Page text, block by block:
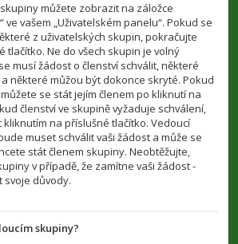
můžete zobrazit na záložce
ve vašem „Uživatelském panelu“. Pokud se
z uživatelských skupin, pokračujte
tlačítko. Ne do všech skupin je volný
musí žádost o členství schválit, některé
některé můžou být dokonce skryté. Pokud
se stát jejím členem po kliknutí na
členství ve skupině vyžaduje schválení,
na příslušné tlačítko. Vedoucí
muset schválit vaši žádost a může se
stát členem skupiny. Neobtěžujte,
v případě, že zamítne vaši žádost -
svoje důvody.
skupiny?